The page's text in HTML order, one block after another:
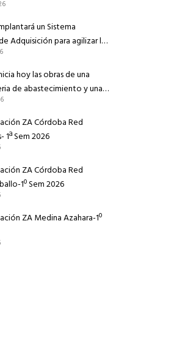
de abastecimiento para
de agua de
un Sistema
Adquisición para agilizar la
de obras en sus redes e
hoy las obras de una
de abastecimiento y una
no potable en Ingeniero
ZA Córdoba Red
1ª Sem 2026
ZA Córdoba Red
1º Sem 2026
ZA Medina Azahara-1º